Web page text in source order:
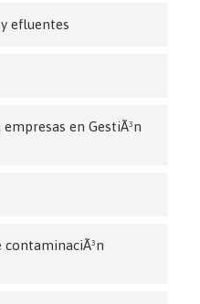
efluentes
en GestiÃ³n
contaminaciÃ³n